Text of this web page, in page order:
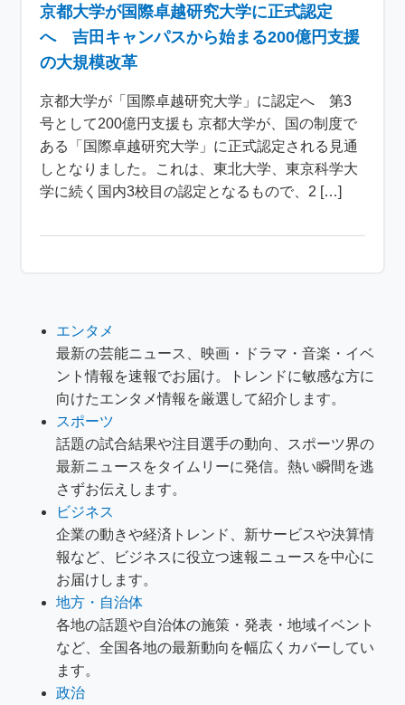
京都大学が国際卓越研究大学に正式認定
へ 吉田キャンパスから始まる200億円支援
の大規模改革
京都大学が「国際卓越研究大学」に認定へ 第3
号として200億円支援も 京都大学が、国の制度で
ある「国際卓越研究大学」に正式認定される見通
しとなりました。これは、東北大学、東京科学大
学に続く国内3校目の認定となるもので、2 […]
エンタメ
最新の芸能ニュース、映画・ドラマ・音楽・イベ
ント情報を速報でお届け。トレンドに敏感な方に
向けたエンタメ情報を厳選して紹介します。
スポーツ
話題の試合結果や注目選手の動向、スポーツ界の
最新ニュースをタイムリーに発信。熱い瞬間を逃
さずお伝えします。
ビジネス
企業の動きや経済トレンド、新サービスや決算情
報など、ビジネスに役立つ速報ニュースを中心に
お届けします。
地方・自治体
各地の話題や自治体の施策・発表・地域イベント
など、全国各地の最新動向を幅広くカバーしてい
ます。
政治